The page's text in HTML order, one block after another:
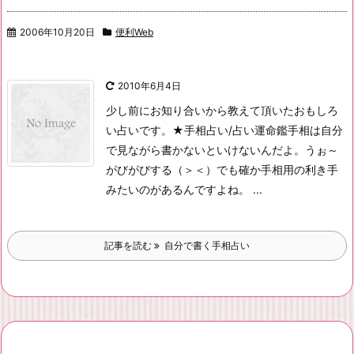
2006年10月20日 便利Web
2010年6月4日
少し前にお知り合いから教えて頂いたおもしろ
い占いです。 ★手相占い/占い運命鑑手相は自分
で見ながら書かないといけないんだよ。うぉ～
がびがびする（＞＜） でも確か手相用の利き手
みたいのがあるんですよね。 ...
記事を読む 自分で書く手相占い